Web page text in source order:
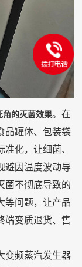
角的灭菌效果。在
品罐体、包装袋
化，让细菌、
避因温度波动导
菌不彻底导致的
等问题，让产品
端变质退货、售
变频蒸汽发生器